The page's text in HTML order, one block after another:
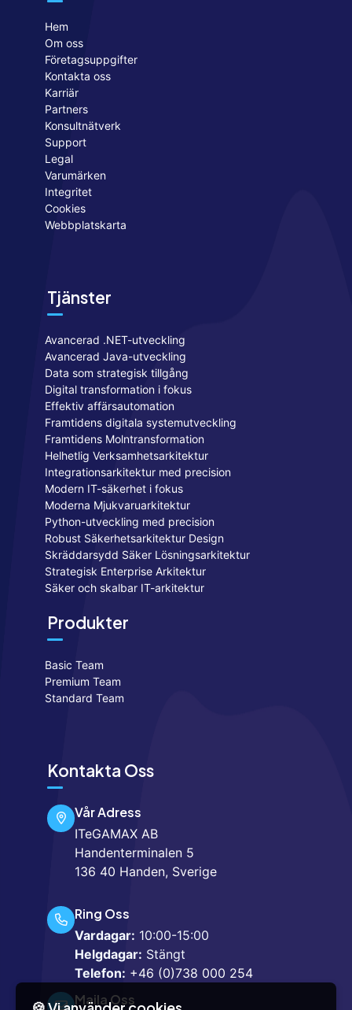
Hem
Om oss
Företagsuppgifter
Kontakta oss
Karriär
Partners
Konsultnätverk
Support
Legal
Varumärken
Integritet
Cookies
Webbplatskarta
Tjänster
Avancerad .NET-utveckling
Avancerad Java-utveckling
Data som strategisk tillgång
Digital transformation i fokus
Effektiv affärsautomation
Framtidens digitala systemutveckling
Framtidens Molntransformation
Helhetlig Verksamhetsarkitektur
Integrationsarkitektur med precision
Modern IT-säkerhet i fokus
Moderna Mjukvaruarkitektur
Python-utveckling med precision
Robust Säkerhetsarkitektur Design
Skräddarsydd Säker Lösningsarkitektur
Strategisk Enterprise Arkitektur
Säker och skalbar IT-arkitektur
Produkter
Basic Team
Premium Team
Standard Team
Kontakta Oss
Vår Adress
ITeGAMAX AB
Handenterminalen 5
136 40 Handen, Sverige
Ring Oss
Vardagar: 10:00-15:00
Helgdagar: Stängt
Telefon: +46 (0)738 000 254
Maila Oss